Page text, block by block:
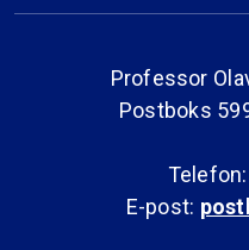
Professor
Postboks
E-post: